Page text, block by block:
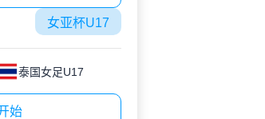
女亚杯U17
泰国女足U17
始